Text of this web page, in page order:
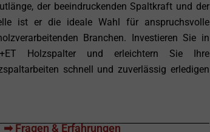
der beeindruckenden Spaltkraft und der
ist er die ideale Wahl für anspruchsvolle
Branchen. Investieren Sie in
Holzspalter und erleichtern Sie Ihre
schnell und zuverlässig erledigen
➡ Fragen & Erfahrungen